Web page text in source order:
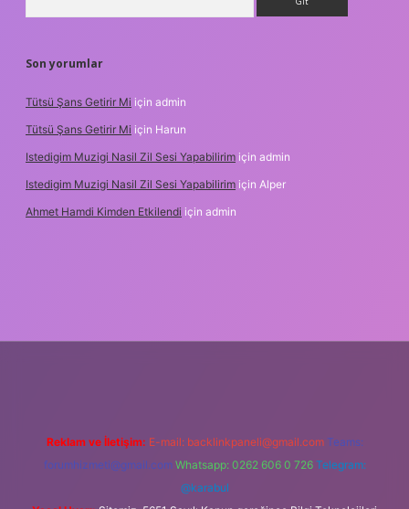
Son yorumlar
Tütsü Şans Getirir Mi için admin
Tütsü Şans Getirir Mi için Harun
Istedigim Muzigi Nasil Zil Sesi Yapabilirim için admin
Istedigim Muzigi Nasil Zil Sesi Yapabilirim için Alper
Ahmet Hamdi Kimden Etkilendi için admin
Reklam ve İletişim: E-mail: backlinkpaneli@gmail.com Teams:
forumhizmeti@gmail.com Whatsapp: 0262 606 0 726 Telegram:
@karabul